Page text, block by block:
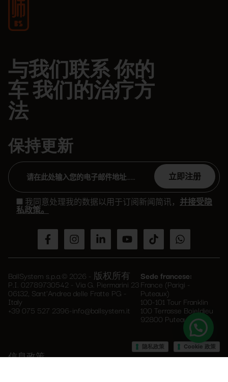
与我们联系 你的
车 我们的治疗方
法
保持更新
Please
leave
this
我同意处理我的数据以用于订阅新闻简讯， 并接受隐
私政策。
BallSystem s.p.a.© 2026 - 版权所有
P.I. 02789730542 - Via G. Piermarini 23
06132, Sant'Andrea delle Fratte PG -
Italy
+39 075 527 2396 info@ballsystem.it
Sede francese:
France (Parigi -
Puteaux)
100-101 Tour Franklin
100 Terrasse Boieldieu
92800 Puteaux
隐私政策 Cookie 政策
信息政策